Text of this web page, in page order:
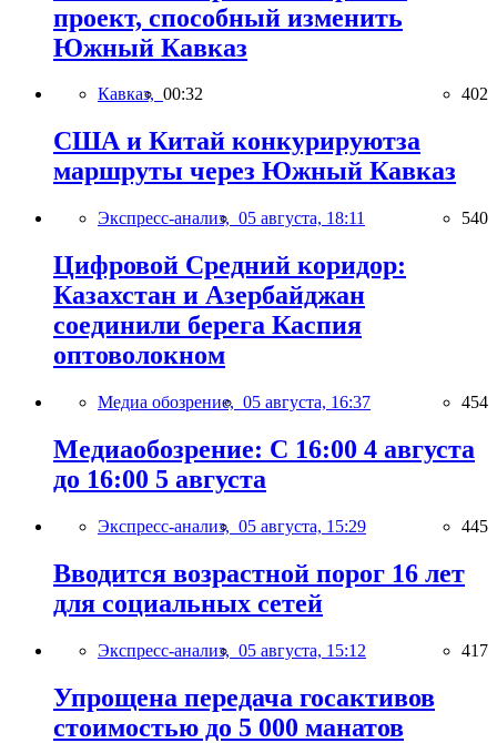
проект, способный изменить
Южный Кавказ
Кавказ, 00:32 402
США и Китай конкурируютза
маршруты через Южный Кавказ
Экспресс-анализ, 05 августа, 18:11 540
Цифровой Средний коридор:
Казахстан и Азербайджан
соединили берега Каспия
оптоволокном
Медиа обозрение, 05 августа, 16:37 454
Медиаобозрение: С 16:00 4 августа
до 16:00 5 августа
Экспресс-анализ, 05 августа, 15:29 445
Вводится возрастной порог 16 лет
для социальных сетей
Экспресс-анализ, 05 августа, 15:12 417
Упрощена передача госактивов
стоимостью до 5 000 манатов